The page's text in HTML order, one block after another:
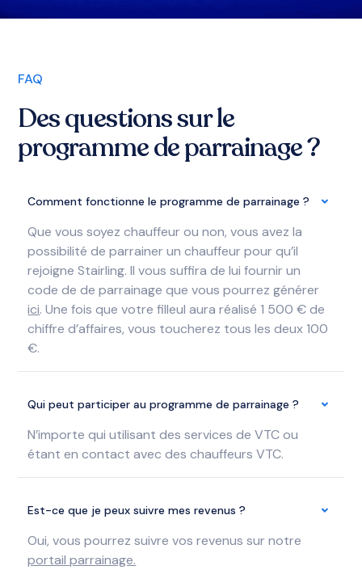
Comment fonctionne le programme de parrainage ?
Que vous soyez chauffeur ou non, vous avez la
possibilité de parrainer un chauffeur pour qu’il
rejoigne Stairling. Il vous suffira de lui fournir un
code de de parrainage que vous pourrez générer
ici. Une fois que votre filleul aura réalisé 1 500 € de
chiffre d’affaires, vous toucherez tous les deux 100
€.
Qui peut participer au programme de parrainage ?
N’importe qui utilisant des services de VTC ou
étant en contact avec des chauffeurs VTC.
Est-ce que je peux suivre mes revenus ?
Oui, vous pourrez suivre vos revenus sur notre
portail parrainage.
FAQ
Des questions sur le
programme de parrainage ?